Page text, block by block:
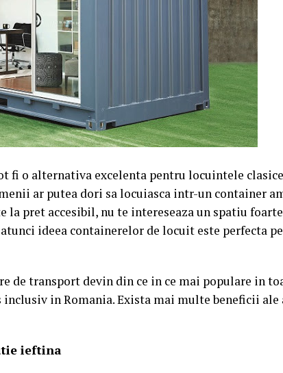
fi o alternativa excelenta pentru locuintele
ar putea dori sa locuiasca intr-un container
la pret accesibil, nu te intereseaza un spatiu
ideea containerelor de locuit este perfecta
de transport devin din ce in ce mai populare in
inclusiv in Romania. Exista mai multe beneficii ale
ieftina